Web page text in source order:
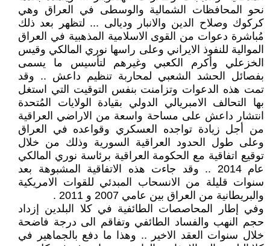
نحو المحافظات الشمالية والوسطى في العراق وهي
كركوك وصلاح الدين والانبار وديالى ... لتظهر بعد ذلك
مُباشرة دعوات من القوى الاسلامية المذهبية في العراق
الموالية للنفوذ الايراني وعلى راسها نوري المالكي وقيس
الخزعلي وأكرم الكعبي وغيرهم لتأسيس ما يسمى
بفصائل الحشد الشعبي لمحاربة تنظيم داعش .. وقد
تمت هذه الدعوات وتزامنت بنفس التوقيت التي استغل
بها التحالف الامبريالي الدولي بقيادة الولايات المُتحدة
انتشار داعش على مساحة واسعة من الاراضي العراقية
من أجل زيادة تواجده العسكري وقواعده في العراق
وعلى طول الحدود العراقية السورية وذلك من خلال
توقيع اتفاقية مع الحكومة العراقية برئاسة نوري المالكي
عام 2014 .. وقد جاءت هذه الاتفاقية المشبوهة بعد
سنوات قليلة من الانسحاب المبدئي للقوات الامريكية
والبريطانية من العراق بين عامي 2007 و 2011 .
وفي إطار المحاصصات الطائفية في كلا البلدين إزداد
حجم النهب والفساد الطائفي وتفاقم الى درجة فاضحة
خلال سنوات العقد الاخير .. وهذا ما دفع بالجماهير في